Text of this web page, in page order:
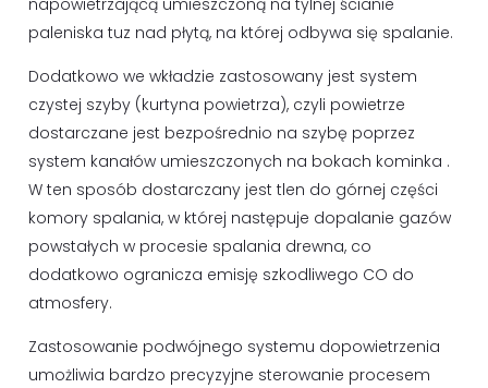
napowietrzającą umieszczoną na tylnej ścianie
paleniska tuz nad płytą, na której odbywa się spalanie.
Dodatkowo we wkładzie zastosowany jest system
czystej szyby (kurtyna powietrza), czyli powietrze
dostarczane jest bezpośrednio na szybę poprzez
system kanałów umieszczonych na bokach kominka .
W ten sposób dostarczany jest tlen do górnej części
komory spalania, w której następuje dopalanie gazów
powstałych w procesie spalania drewna, co
dodatkowo ogranicza emisję szkodliwego CO do
atmosfery.
Zastosowanie podwójnego systemu dopowietrzenia
umożliwia bardzo precyzyjne sterowanie procesem